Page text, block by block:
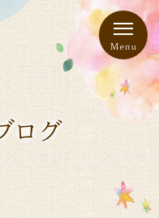
ログ